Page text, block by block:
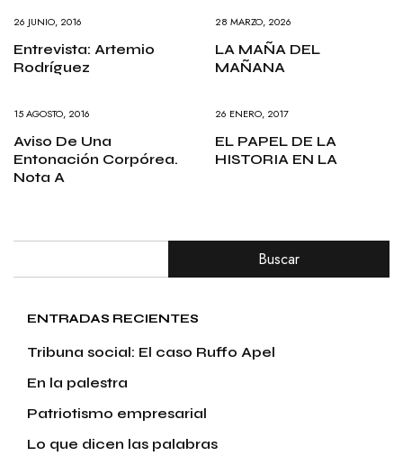
26 JUNIO, 2016
Entrevista: Artemio
Rodríguez
28 MARZO, 2026
LA MAÑA DEL
MAÑANA
15 AGOSTO, 2016
Aviso De Una
Entonación Corpórea.
Nota A
26 ENERO, 2017
EL PAPEL DE LA
HISTORIA EN LA
Buscar
ENTRADAS RECIENTES
Tribuna social: El caso Ruffo Apel
En la palestra
Patriotismo empresarial
Lo que dicen las palabras